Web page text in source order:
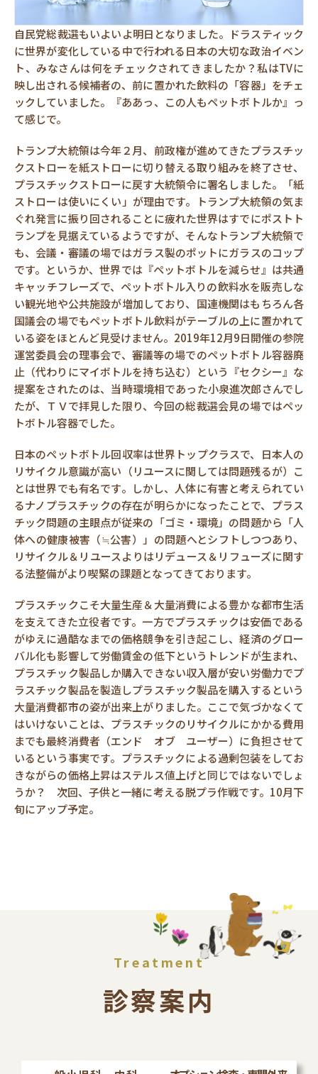
自民党総裁選もいよいよ明日となりました。ドラスティック
に世界が変化している中で行われる日本の大切な政治イベン
ト、みなさんは何をチェックされてきましたか？私はTVに
映し出される候補者の、前に置かれた飲料の「容器」をチェ
ックしていました。『ああっ、この人もペットボトルか』っ
て感じで。
トランプ大統領は今年２月、前政権が進めてきたプラスチッ
クストローを紙ストローに切り替える取り組みを終了させ、
プラスチックストローに戻す大統領令に署名しました。「紙
ストローは使いにくい」が理由です。トランプ大統領の気ま
ぐれ発言に振り回されることに疲れた世界はすでにポストト
ランプを見据えているようですが、そんなトランプ大統領で
も、会議・審議の場ではガラス製のポットにガラスのコップ
です。というか、世界では『ペットボトルを減らせ』は共通
キャッチフレーズで、ペットボトル入りの飲料水を販売しな
い観光地や公共施設が増加しており、国連機関はもちろん各
国議会の場でもペットボトル飲料がテーブルの上に置かれて
いる姿をほとんど見受けません。2019年12月9日開催の参院
運営委員会の理事会で、審議等の場でのペットボトル容器廃
止（代わりにマイボトルを持ち込む）という『セクシー』な
提案をされたのは、当時環境相であった小泉進次郎さんでし
たが、ＴＶで拝見した限り、今回の総裁選会見の場ではペッ
トボトル容器でした。
日本のペットボトル回収率は世界トップクラスで、日本人の
リサイクル意識が高い（リユースに関しては問題残るが）こ
とは世界でも有名です。しかし、人体に有害と考えられてい
るナノプラスチックの存在が明らかになったことで、プラス
チック問題の主眼点が従来の「ゴミ・環境」の問題から「人
体への健康被害（≒公害）」の問題へとシフトしつつあり、
リサイクル＆リユースよりはリデュース＆リフューズに関す
る法整備がより喫緊の課題となってきております。
プラスチックこそ大量生産＆大量消費による豊かな都市生活
を支えてきた立役者です。一方でプラスチックは安価である
がゆえに過酷なまでの価格競争を引き起こし、経済のグロー
バル化も影響して労働賃金の低下というトレンドが生まれ、
プラスチック製品しか購入できない収入層が安い労働力でプ
ラスチック製品を製造しプラスチック製品を購入するという
大量消費都市の姿が出来上がりました。ここで気づかなくて
はいけないことは、プラスチックのリサイクルにかかる費用
までも最終消費者（エンド オブ ユーザー）に負担させて
いるという事実です。プラスチックによる過剰包装をしてお
きながらの価格上昇はステルス値上げと同じではないでしょ
うか？ 次回、子供と一緒に考える脱プラ作戦です。10月下
旬にアップ予定。
診察案内